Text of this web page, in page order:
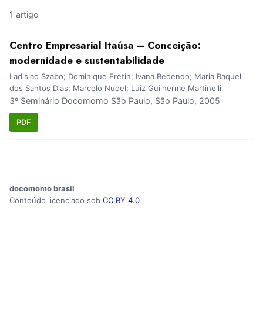
1 artigo
Centro Empresarial Itaúsa – Conceição:
modernidade e sustentabilidade
Ladislao Szabo; Dominique Fretin; Ivana Bedendo; Maria Raquel
dos Santos Dias; Marcelo Nudel; Luiz Guilherme Martinelli
3º Seminário Docomomo São Paulo, São Paulo, 2005
PDF
docomomo brasil
Conteúdo licenciado sob CC BY 4.0